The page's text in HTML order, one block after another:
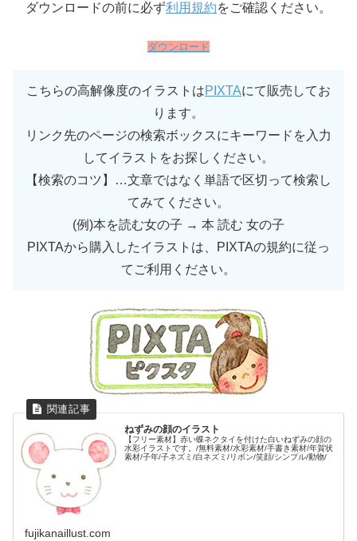
ダウンロードの前に必ず利用規約をご確認ください。
ダウンロード
こちらの高解像度のイラストはPIXTAにて販売してお
ります。
リンク先のページの検索ボックスにキーワードを入力
してイラストをお探しください。
【検索のコツ】…文章ではなく単語で区切って検索し
てみてください。
(例)本を読む女の子 → 本 読む 女の子
PIXTAから購入したイラストは、PIXTAの規約に従っ
てご利用ください。
ねずみの顔のイラスト
【フリー素材】赤い蝶ネクタイを付けた白いねずみの顔の
水彩イラストです。/無料素材/水彩素材/手書き素材/年賀状
素材/子年/子ネズミ/白ネズミ/リボン/笑顔/シンプル/動物/
fujikanaillust.com